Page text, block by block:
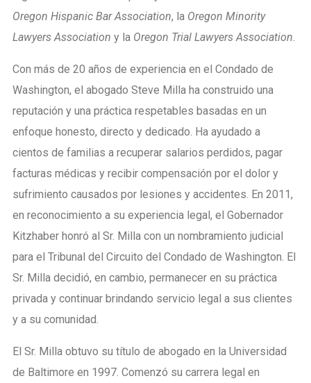
Oregon Hispanic Bar Association, la Oregon Minority
Lawyers Association y la Oregon Trial Lawyers Association
Con más de 20 años de experiencia en el Condado de
Washington, el abogado Steve Milla ha construido una
reputación y una práctica respetables basadas en un
enfoque honesto, directo y dedicado. Ha ayudado a
cientos de familias a recuperar salarios perdidos, pagar
facturas médicas y recibir compensación por el dolor y
sufrimiento causados por lesiones y accidentes. En 2011,
en reconocimiento a su experiencia legal, el Gobernador
Kitzhaber honró al Sr. Milla con un nombramiento judicial
para el Tribunal del Circuito del Condado de Washington. El
Sr. Milla decidió, en cambio, permanecer en su práctica
privada y continuar brindando servicio legal a sus clientes
y a su comunidad.
El Sr. Milla obtuvo su título de abogado en la Universidad
de Baltimore en 1997. Comenzó su carrera legal en